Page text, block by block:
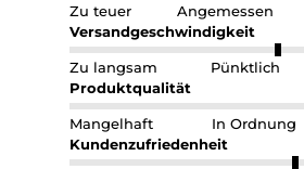
Zu teuer Angemessen
Versandgeschwindigkeit
Zu langsam Pünktlich
Produktqualität
Mangelhaft In Ordnung
Kundenzufriedenheit